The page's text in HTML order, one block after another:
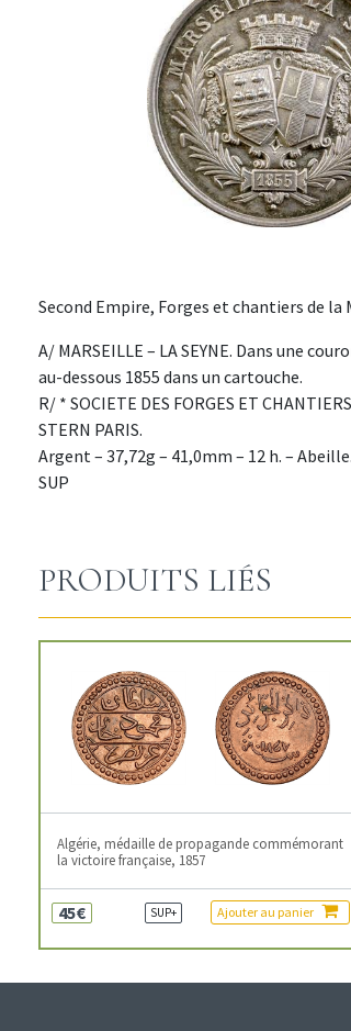
Second Empire, Forges et chantiers de la
A/ MARSEILLE – LA SEYNE. Dans une
au-dessous 1855 dans un cartouche.
R/ * SOCIETE DES FORGES ET
STERN PARIS.
Argent – 37,72g – 41,0mm – 12 h. – Abeille.
SUP
PRODUITS LIÉS
Algérie, médaille de propagande commémorant
la victoire française, 1857
45€ SUP+ Ajouter au panier